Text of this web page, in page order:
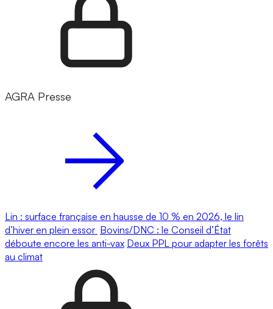
AGRA Presse
Lin : surface française en hausse de 10 % en 2026, le lin
d’hiver en plein essor Bovins/DNC : le Conseil d’État
déboute encore les anti-vax Deux PPL pour adapter les forêts
au climat